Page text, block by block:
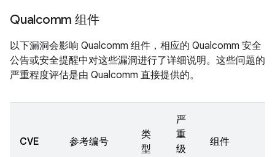
Qualcomm 组件
以下漏洞会影响 Qualcomm 组件，相应的 Qualcomm 安全
公告或安全提醒中对这些漏洞进行了详细说明。这些问题的
严重程度评估是由 Qualcomm 直接提供的。
CVE 参考编号
类
型
严
重
级
组件